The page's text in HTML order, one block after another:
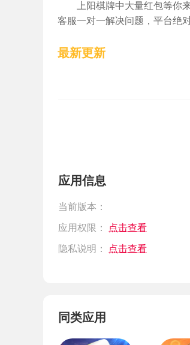
上阳棋牌中大量红包等你
客服一对一解决问题，平台绝
最新更新
应用信息
当前版本：
应用权限： 点击查看
隐私说明： 点击查看
同类应用